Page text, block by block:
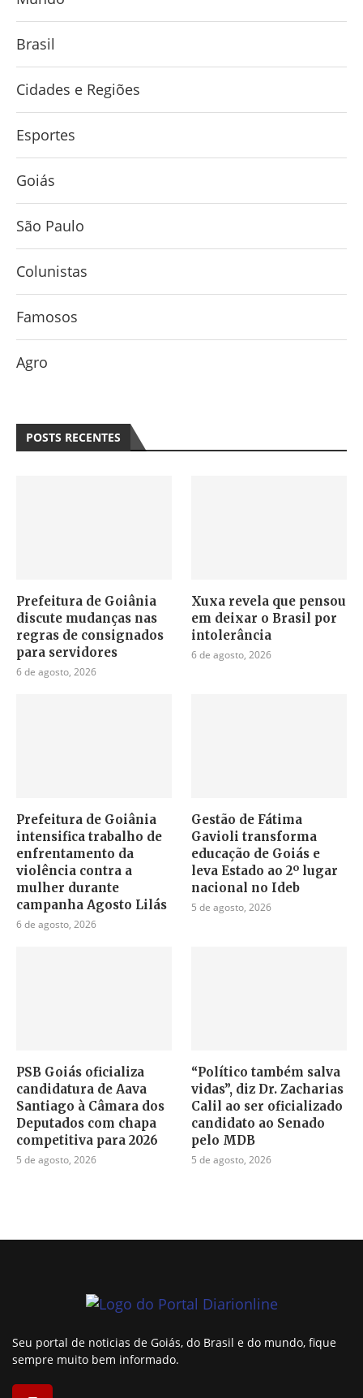
Brasil
Cidades e Regiões
Esportes
Goiás
São Paulo
Colunistas
Famosos
Agro
POSTS RECENTES
Prefeitura de Goiânia
discute mudanças nas
regras de consignados
para servidores
6 de agosto, 2026
Xuxa revela que pensou
em deixar o Brasil por
intolerância
6 de agosto, 2026
Prefeitura de Goiânia
intensifica trabalho de
enfrentamento da
violência contra a
mulher durante
campanha Agosto Lilás
6 de agosto, 2026
Gestão de Fátima
Gavioli transforma
educação de Goiás e
leva Estado ao 2º lugar
nacional no Ideb
5 de agosto, 2026
PSB Goiás oficializa
candidatura de Aava
Santiago à Câmara dos
Deputados com chapa
competitiva para 2026
5 de agosto, 2026
“Político também salva
vidas”, diz Dr. Zacharias
Calil ao ser oficializado
candidato ao Senado
pelo MDB
5 de agosto, 2026
Seu portal de noticias de Goiás, do Brasil e do mundo, fique
sempre muito bem informado.